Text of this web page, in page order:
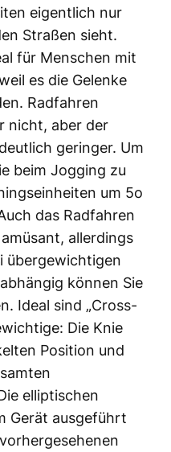
eigentlich nur
Straßen sieht.
für Menschen mit
es die Gelenke
Radfahren
nicht, aber der
geringer. Um
beim Jogging zu
um 5o
das Radfahren
allerdings
übergewichtigen
können Sie
Ideal sind „Cross-
Die Knie
Position und
elliptischen
Gerät ausgeführt